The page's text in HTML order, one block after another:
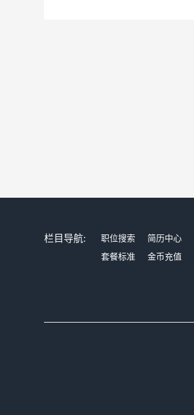
栏目导航: 职位搜索 简历中心
套餐标准
金币充值